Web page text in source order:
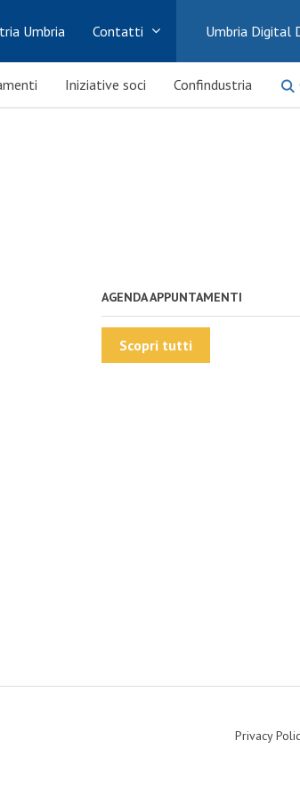
Umbria Contatti Umbria Digital
Iniziative soci Confindustria
AGENDA APPUNTAMENTI
Scopri tutti
Privacy